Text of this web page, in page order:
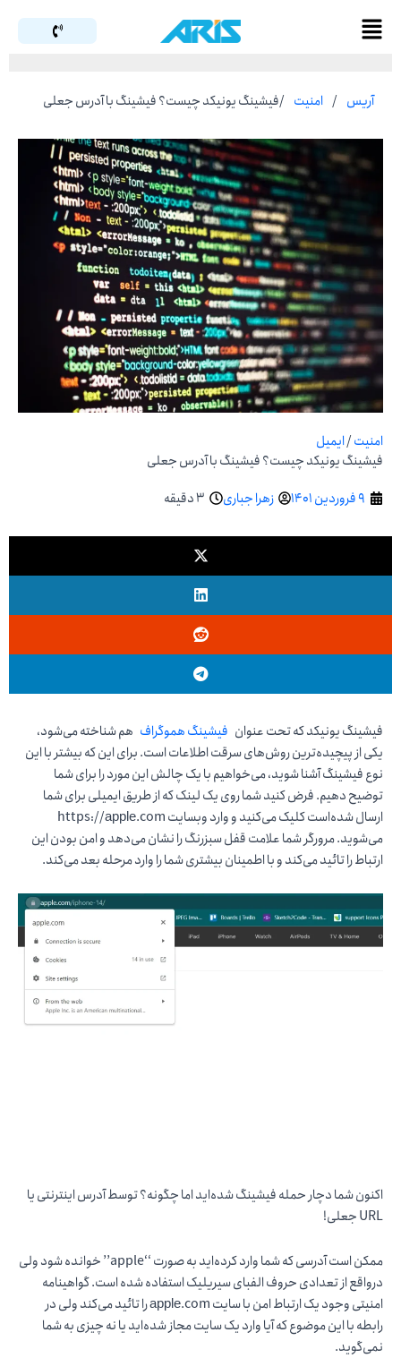
Flyout
Menu
آریس / امنیت /فیشینگ یونیکد چیست؟ فیشینگ با آدرس جعلی
امنیت/ایمیل
فیشینگ یونیکد چیست؟ فیشینگ با آدرس جعلی
9 فروردین 1401
زهرا جباری 3 دقیقه
فیشینگ یونیکد که تحت عنوان فیشینگ هموگراف هم شناخته می‌شود،
یکی از پیچیده‌ترین روش‌های سرقت اطلاعات است. برای این که بیشتر با این
نوع فیشینگ آشنا شوید، می‌خواهیم با یک چالش این مورد را برای شما
توضیح دهیم. فرض کنید شما روی یک لینک که از طریق ایمیلی برای شما
ارسال شده‌است کلیک می‌کنید و وارد وبسایت https://аррӏе.com
می‌شوید. مرورگر شما علامت قفل سبزرنگ را نشان می‌دهد و امن بودن این
ارتباط را تائید می‌کند و با اطمینان بیشتری شما را وارد مرحله بعد می‌کند.
اکنون شما دچار حمله فیشینگ شده‌اید اما چگونه؟ توسط آدرس اینترنتی یا
URL جعلی!
ممکن است آدرسی که شما وارد کرده‌اید به صورت ‘‘apple’’ خوانده شود ولی
درواقع از تعدادی حروف الفبای سیریلیک استفاده شده است. گواهینامه
امنیتی وجود یک ارتباط امن با سایت аррӏе.com را تائید می‌کند ولی در
رابطه با این موضوع که آیا وارد یک سایت مجاز شده‌اید یا نه چیزی به شما
نمی‌گوید.